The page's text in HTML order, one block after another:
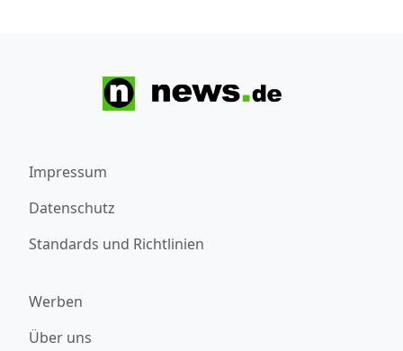
Impressum
Datenschutz
Standards und Richtlinien
Werben
Über uns